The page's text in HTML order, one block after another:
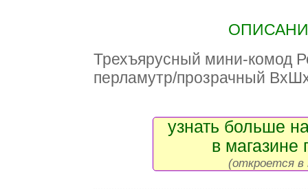
Трехъярусный мини-комод
перламутр/прозрачный
узнать больше
в магазине
(откроется в